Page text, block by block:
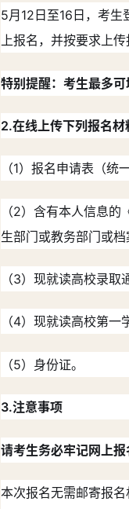
5月12日至16日，考生
上报名，并按要求上传
特别提醒：考生最多
2.在线上传下列报名材
（1）报名申请表（统
（2）含有本人信息
生部门或教务部门或档
（3）现就读高校录取
（4）现就读高校第一
（5）身份证。
3.注意事项
请考生务必牢记网上
本次报名无需邮寄报